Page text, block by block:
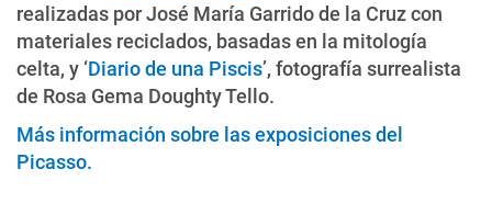
realizadas por José María Garrido de la Cruz con
materiales reciclados, basadas en la mitología
celta, y ‘Diario de una Piscis’, fotografía surrealista
de Rosa Gema Doughty Tello.
Más información sobre las exposiciones del
Picasso.